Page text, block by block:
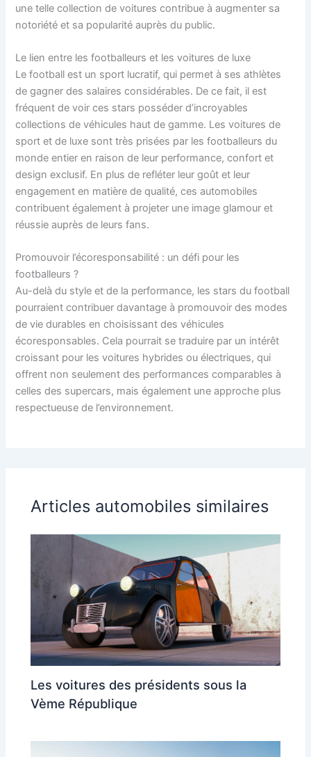
une telle collection de voitures contribue à augmenter sa
notoriété et sa popularité auprès du public.
Le lien entre les footballeurs et les voitures de luxe
Le football est un sport lucratif, qui permet à ses athlètes
de gagner des salaires considérables. De ce fait, il est
fréquent de voir ces stars posséder d’incroyables
collections de véhicules haut de gamme. Les voitures de
sport et de luxe sont très prisées par les footballeurs du
monde entier en raison de leur performance, confort et
design exclusif. En plus de refléter leur goût et leur
engagement en matière de qualité, ces automobiles
contribuent également à projeter une image glamour et
réussie auprès de leurs fans.
Promouvoir l’écoresponsabilité : un défi pour les
footballeurs ?
Au-delà du style et de la performance, les stars du football
pourraient contribuer davantage à promouvoir des modes
de vie durables en choisissant des véhicules
écoresponsables. Cela pourrait se traduire par un intérêt
croissant pour les voitures hybrides ou électriques, qui
offrent non seulement des performances comparables à
celles des supercars, mais également une approche plus
respectueuse de l’environnement.
Articles automobiles similaires
Les voitures des présidents sous la
Vème République